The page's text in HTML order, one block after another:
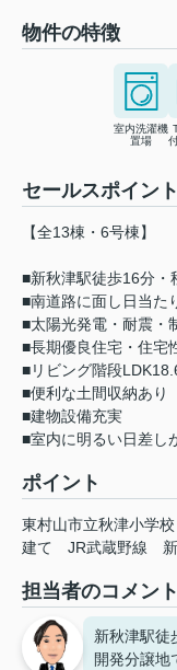
物件の特徴
室内洗濯機
置場
セールスポイント
【全13棟・6号棟】
■新秋津駅徒歩16分・
■南道路に面し日当た
■太陽光発電・耐震・
■長期優良住宅・住宅
■リビング階段
■便利な土間収納あり
■建物設備充実
■室内に明るい日差し
ポイント
東村山市立秋津小学校
建て
JR武蔵野線
担当者のコメント
新秋津駅徒
開発分譲地